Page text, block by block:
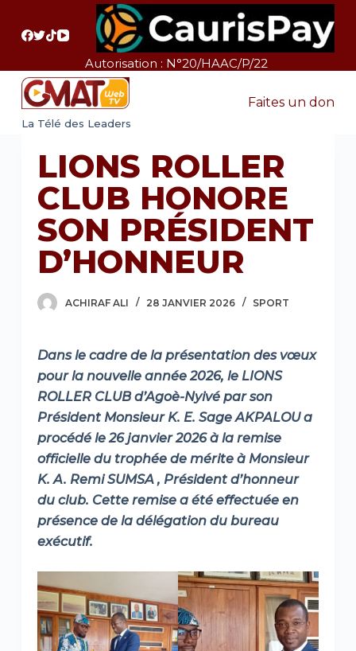
a
Autorisation : N°20/HAAC/P/22
La Télé des Leaders
Faites un don
LIONS ROLLER
CLUB HONORE
SON PRÉSIDENT
D’HONNEUR
ACHIRAF ALI 28 JANVIER 2026 SPORT
Dans le cadre de la présentation des vœux
pour la nouvelle année 2026, le LIONS
ROLLER CLUB d’Agoè-Nyivé par son
Président Monsieur K. E. Sage AKPALOU a
procédé le 26 janvier 2026 à la remise
officielle du trophée de mérite à Monsieur
K. A. Remi SUMSA, Président d’honneur
du club. Cette remise a été effectuée en
présence de la délégation du bureau
exécutif.